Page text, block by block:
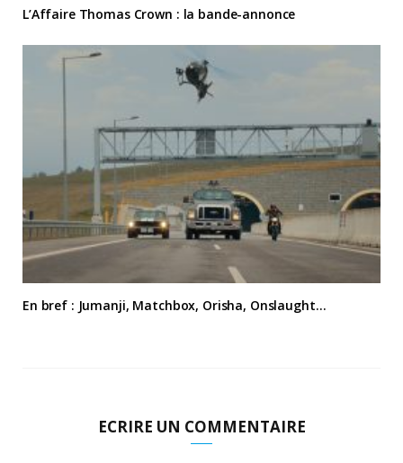
L’Affaire Thomas Crown : la bande-annonce
En bref : Jumanji, Matchbox, Orisha, Onslaught…
ECRIRE UN COMMENTAIRE